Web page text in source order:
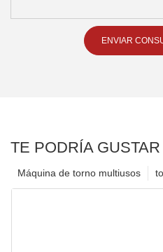
ENVIAR
TE PODRÍA GUSTAR
Máquina de torno multiusos